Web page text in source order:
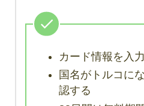
カード情報を入力
国名がトルコに
認する